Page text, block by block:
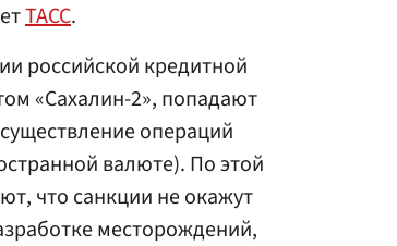
ТАСС.
российской кредитной
«Сахалин-2», попадают
операций
валюте). По этой
что санкции не окажут
месторождений,